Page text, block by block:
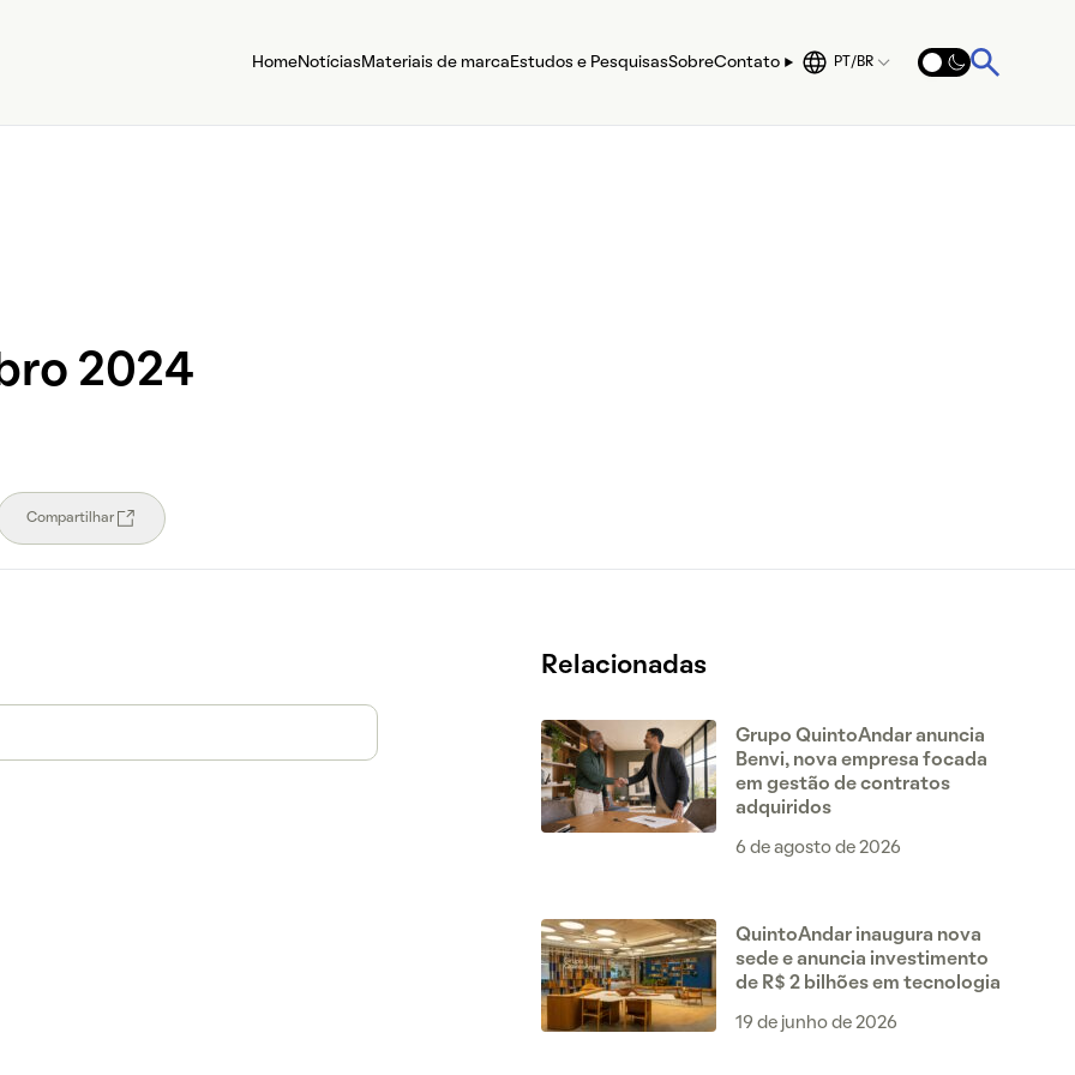
HomeNotícias Materiais de marca Estudos e PesquisasSobreContato PT/BR
2024
Compartilhar
Relacionadas
Grupo QuintoAndar anuncia
Benvi, nova empresa focada
em gestão de contratos
adquiridos
6 de agosto de 2026
QuintoAndar inaugura nova
sede e anuncia investimento
de R$ 2 bilhões em tecnologia
19 de junho de 2026